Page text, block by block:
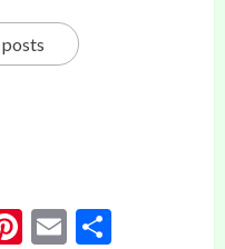
Pinterest
Email